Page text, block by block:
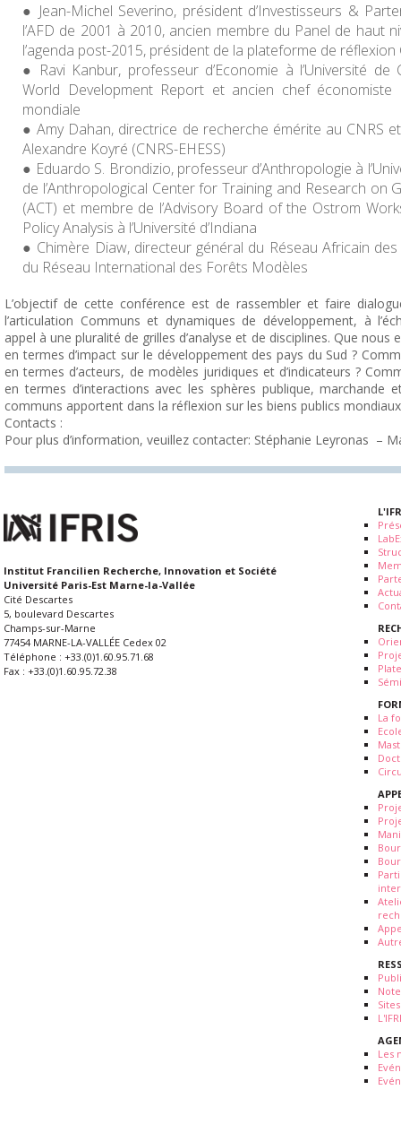
Jean-Michel Severino, président d’Investisseurs &
l’AFD de 2001 à 2010, ancien membre du Panel de haut
l’agenda post-2015, président de la plateforme de
Ravi Kanbur, professeur d’Economie à l’Université
World Development Report et ancien chef économiste
mondiale
Amy Dahan, directrice de recherche émérite au CNRS
Alexandre Koyré (CNRS-EHESS)
Eduardo S. Brondizio, professeur d’Anthropologie à
de l’Anthropological Center for Training and Research on
(ACT) et membre de l’Advisory Board of the Ostrom
Policy Analysis à l’Université d’Indiana
Chimère Diaw, directeur général du Réseau Africain
du Réseau International des Forêts Modèles
L’objectif de cette conférence est de rassembler et faire
l’articulation Communs et dynamiques de développement, à
appel à une pluralité de grilles d’analyse et de disciplines. Que
en termes d’impact sur le développement des pays du Sud ?
en termes d’acteurs, de modèles juridiques et d’indicateurs ?
en termes d’interactions avec les sphères publique, marchande
communs apportent dans la réflexion sur les biens publics
Contacts :
Pour plus d’information, veuillez contacter: Stéphanie Leyronas –
Institut Francilien Recherche, Innovation et Société
Université Paris-Est Marne-la-Vallée
Cité Descartes
5, boulevard Descartes
Champs-sur-Marne
77454 MARNE-LA-VALLÉE Cedex 02
Téléphone : +33.(0)1.60.95.71.68
Fax : +33.(0)1.60.95.72.38
La
Les